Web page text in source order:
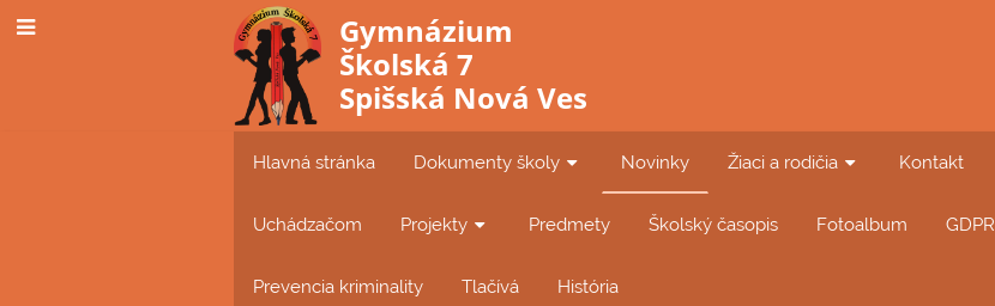
Gymnázium
Školská 7
Spišská Nová Ves
Hlavná stránka Dokumenty školy Novinky Žiaci a rodičia Kontakt
Uchádzačom Projekty Predmety Školský časopis Fotoalbum GDPR
Prevencia kriminality Tlačívá História